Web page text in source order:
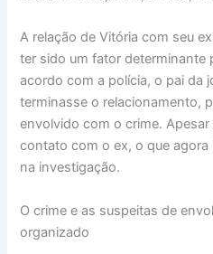
A relação de Vitória com seu
ter sido um fator determinante
acordo com a polícia, o pai da
terminasse o relacionamento,
envolvido com o crime.
contato com o ex, o que
na investigação.
O crime e as suspeitas de
organizado